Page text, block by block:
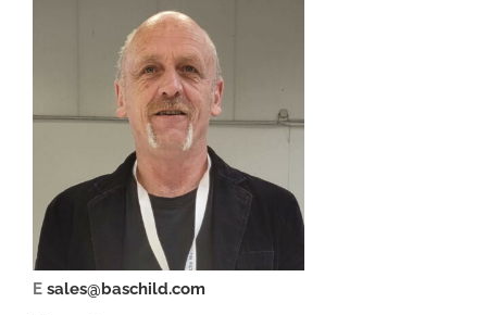
E sales@baschild.com